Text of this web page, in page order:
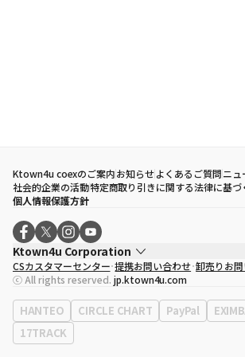
Ktown4u coexのご案内お知らせよくあるご質問ニュ
社会的企業の活動特定商取り引きに関する法律に基づ
個人情報保護方針
Ktown4u Corporation
代表取締役
ソン・ヒョミン
事業者登録番号120-87-71116
eContext
0120-23-7523
事務所住所
ソウル特別市江南区永東大路513、3階
CSカスタマーセンター 提携お問い合わせ 卸売りお
ⓒ All rights reserved. jp.ktown4u.com
HANTEO CIRCLE CHART PayPal
17TRACK